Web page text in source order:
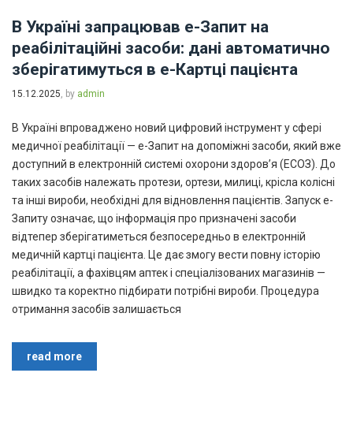
В Україні запрацював е-Запит на
реабілітаційні засоби: дані автоматично
зберігатимуться в е-Картці пацієнта
15.12.2025 , by admin
В Україні впроваджено новий цифровий інструмент у сфері
медичної реабілітації — е-Запит на допоміжні засоби, який вже
доступний в електронній системі охорони здоров’я (ЕСОЗ). До
таких засобів належать протези, ортези, милиці, крісла колісні
та інші вироби, необхідні для відновлення пацієнтів. Запуск е-
Запиту означає, що інформація про призначені засоби
відтепер зберігатиметься безпосередньо в електронній
медичній картці пацієнта. Це дає змогу вести повну історію
реабілітації, а фахівцям аптек і спеціалізованих магазинів —
швидко та коректно підбирати потрібні вироби. Процедура
отримання засобів залишається
read more